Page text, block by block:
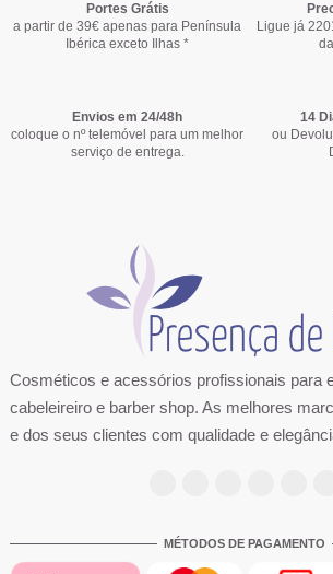
Luvas Nitrilo Azuis 100 unidades Tam.M
6,05 €
Comprar
Coloração 7.1 Louro Cinza Intenso 100ml -
Kaycolor
3,36 €
4,60 €
Comprar
Builder in a Bottle Nude Leitoso 15ml - INOCOS
6,44 €
Comprar
Coloração 7.8 Loiro Chocolate 180ml -
SuperKay
4,09 €
5,67 €
Comprar
Portes Grátis
a partir de 39€ apenas para Península
Ibérica exceto Ilhas *
Ligue já
Envios em 24/48h
coloque o nº telemóvel para um melhor
serviço de entrega.
14
ou
Cosméticos e acessórios profissionais para
cabeleireiro e barber shop. As melhores
e dos seus clientes com qualidade e
MÉTODOS DE PAGAMENTO